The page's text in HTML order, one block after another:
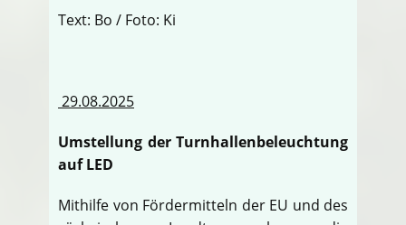
Text: Bo / Foto: Ki
29.08.2025
Umstellung der Turnhallenbeleuchtung
auf LED
Mithilfe von Fördermitteln der EU und des